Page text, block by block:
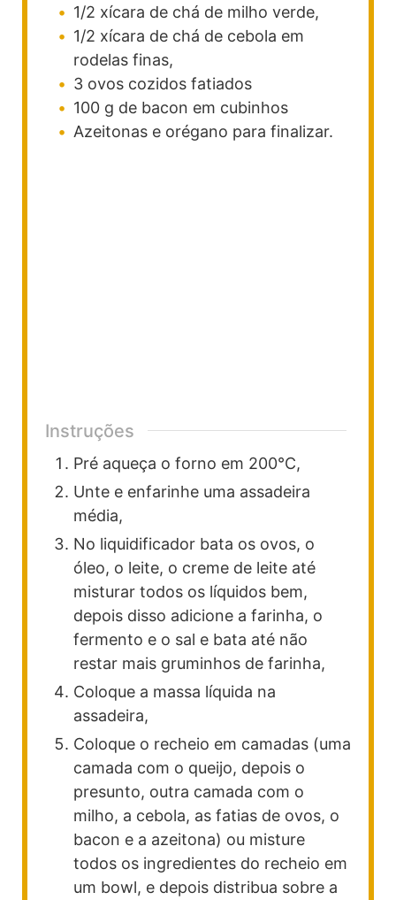
1/2 xícara de chá de milho verde,
1/2 xícara de chá de cebola em
rodelas finas,
3 ovos cozidos fatiados
100 g de bacon em cubinhos
Azeitonas e orégano para finalizar.
Instruções
Pré aqueça o forno em 200°C,
Unte e enfarinhe uma assadeira
média,
No liquidificador bata os ovos, o
óleo, o leite, o creme de leite até
misturar todos os líquidos bem,
depois disso adicione a farinha, o
fermento e o sal e bata até não
restar mais gruminhos de farinha,
Coloque a massa líquida na
assadeira,
Coloque o recheio em camadas (uma
camada com o queijo, depois o
presunto, outra camada com o
milho, a cebola, as fatias de ovos, o
bacon e a azeitona) ou misture
todos os ingredientes do recheio em
um bowl, e depois distribua sobre a